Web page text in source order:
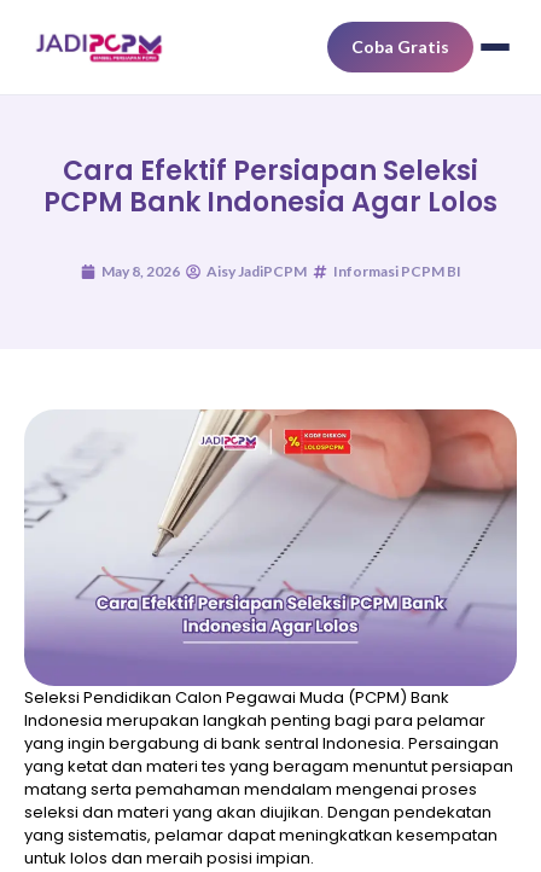
Coba Gratis
Cara Efektif Persiapan Seleksi
PCPM Bank Indonesia Agar Lolos
May 8, 2026 Aisy JadiPCPM Informasi PCPM BI
Seleksi Pendidikan Calon Pegawai Muda (PCPM) Bank
Indonesia merupakan langkah penting bagi para pelamar
yang ingin bergabung di bank sentral Indonesia. Persaingan
yang ketat dan materi tes yang beragam menuntut persiapan
matang serta pemahaman mendalam mengenai proses
seleksi dan materi yang akan diujikan. Dengan pendekatan
yang sistematis, pelamar dapat meningkatkan kesempatan
untuk lolos dan meraih posisi impian.